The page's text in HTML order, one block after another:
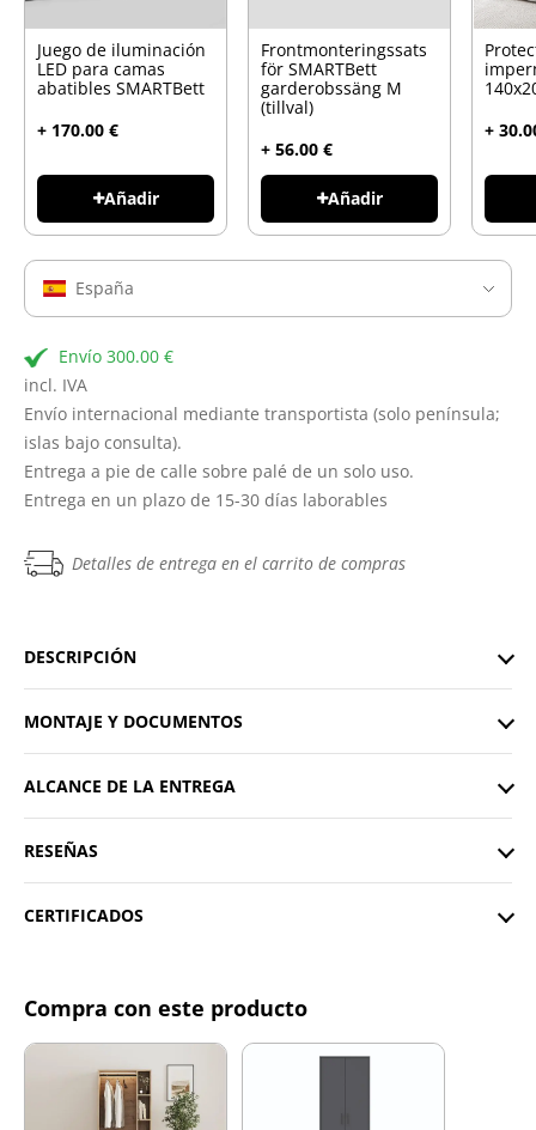
Juego de iluminación
LED para camas
abatibles SMARTBett
+ 170.00 €
Añadir
Frontmonteringssats
för SMARTBett
garderobssäng M
(tillval)
+ 56.00 €
Añadir
+
España
Envío 300.00 €
incl. IVA
Envío internacional mediante transportista (solo península;
islas bajo consulta).
Entrega a pie de calle sobre palé de un solo uso.
Entrega en un plazo de 15-30 días laborables
Detalles de entrega en el carrito de compras
DESCRIPCIÓN
MONTAJE Y DOCUMENTOS
ALCANCE DE LA ENTREGA
RESEÑAS
CERTIFICADOS
Compra con este producto